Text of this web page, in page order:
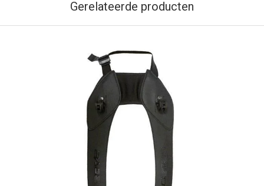
Gerelateerde producten